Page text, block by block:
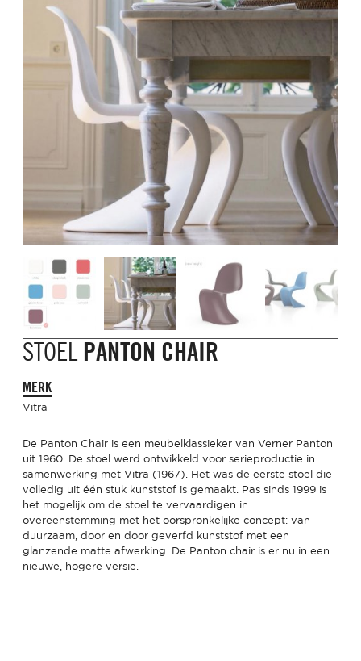
STOEL PANTON CHAIR
MERK
Vitra
De Panton Chair is een meubelklassieker van Verner Panton
uit 1960. De stoel werd ontwikkeld voor serieproductie in
samenwerking met Vitra (1967). Het was de eerste stoel die
volledig uit één stuk kunststof is gemaakt. Pas sinds 1999 is
het mogelijk om de stoel te vervaardigen in
overeenstemming met het oorspronkelijke concept: van
duurzaam, door en door geverfd kunststof met een
glanzende matte afwerking. De Panton chair is er nu in een
nieuwe, hogere versie.